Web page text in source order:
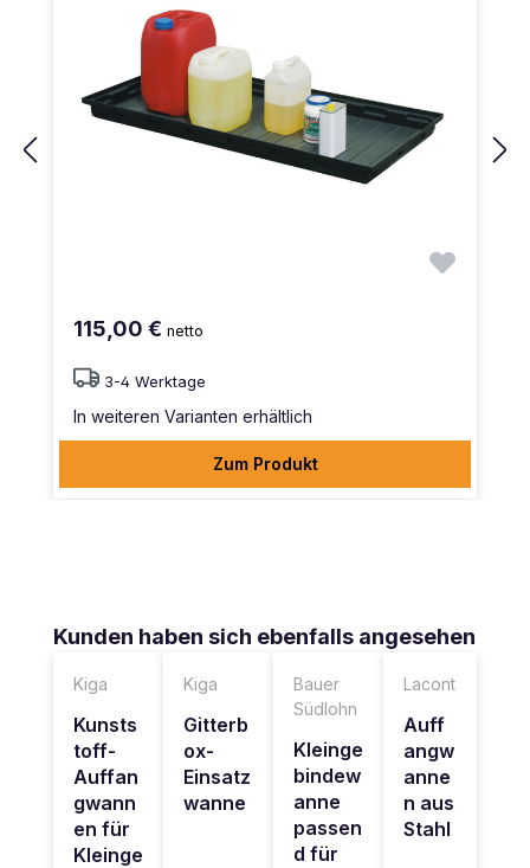
115,00 € netto
3-4 Werktage
In weiteren Varianten erhältlich
Zum Produkt
Produktgalerie überspringen
Kunden haben sich ebenfalls angesehen
Kiga
Kunsts
toff-
Auffan
gwann
en für
Kleinge
Kiga
Gitterb
ox-
Einsatz
wanne
Bauer
Südlohn
Kleinge
bindew
anne
passen
d für
Lacont
Auff
angw
anne
n aus
Stahl